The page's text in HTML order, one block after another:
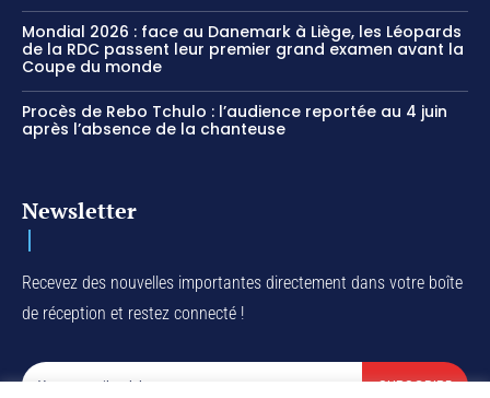
Mondial 2026 : face au Danemark à Liège, les Léopards
de la RDC passent leur premier grand examen avant la
Coupe du monde
Procès de Rebo Tchulo : l’audience reportée au 4 juin
après l’absence de la chanteuse
Newsletter
Recevez des nouvelles importantes directement dans votre boîte
de réception et restez connecté !
SUBSCRIBE